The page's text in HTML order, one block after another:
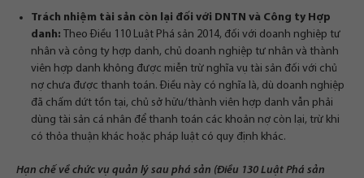
Trách nhiệm tài sản còn lại đối với DNTN và Công ty Hợp
danh: Theo Điều 110 Luật Phá sản 2014, đối với doanh nghiệp tư
nhân và công ty hợp danh, chủ doanh nghiệp tư nhân và thành
viên hợp danh không được miễn trừ nghĩa vụ tài sản đối với chủ
nợ chưa được thanh toán. Điều này có nghĩa là, dù doanh nghiệp
đã chấm dứt tồn tại, chủ sở hữu/thành viên hợp danh vẫn phải
dùng tài sản cá nhân để thanh toán các khoản nợ còn lại, trừ khi
có thỏa thuận khác hoặc pháp luật có quy định khác.
Hạn chế về chức vụ quản lý sau phá sản (Điều 130 Luật Phá sản